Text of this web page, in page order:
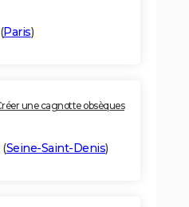
(Paris)
une cagnotte obsèques
(Seine-Saint-Denis)